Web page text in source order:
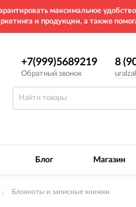
максимальное
и продукции, а также
+7(999)5689219
Обратный звонок
8
Блог Магазин
Блокноты и записные книжки